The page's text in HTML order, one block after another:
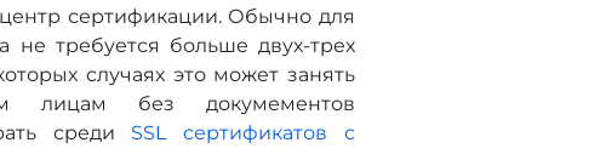
сертификации. Обычно для
не требуется больше двух-трех
случаях это может занять
лицам без докумементов
среди SSL сертификатов с